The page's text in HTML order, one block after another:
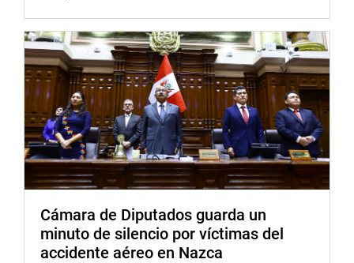
Cámara de Diputados guarda un
minuto de silencio por víctimas del
accidente aéreo en Nazca